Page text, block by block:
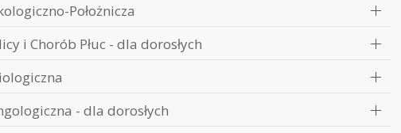
Położnicza
i Chorób Płuc - dla dorosłych
- dla dorosłych